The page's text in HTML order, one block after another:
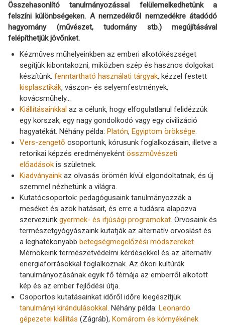
Összehasonlító tanulmányozással felülemelkedhetünk a
felszíni különbségeken. A nemzedékről nemzedékre átadódó
hagyomány (művészet, tudomány stb.) megújításával
felépíthetjük jövőnket.
Kézműves műhelyeinkben az emberi alkotókészséget
segítjük kibontakozni, miközben szép és hasznos dolgokat
készítünk: fenntartható használati tárgyak, kézzel festett
kisplasztikák, vászon- és selyemfestmények,
kovácsműhely…
Kiállításainkkalaz a célunk, hogy elfogulatlanul felidézzük
egy korszak, egy nagy gondolkodó vagy egy civilizáció
hagyatékát. Néhány példa: Platón, Egyiptom öröksége.
Vers-zengető csoportunk, kórusunk foglalkozásain, illetve a
retorikai képzés eredményeként összművészeti
előadásokis születnek.
Kiadványainkaz olvasás örömén kívül elgondoltatnak, és új
szemmel nézhetünk a világra.
Kutatócsoportok: pedagógusaink tanulmányozzák a
meséket és azok hatásait, és erre a tudásra alapozva
szervezünk gyermek- és ifjúsági programokat. Orvosaink és
természetgyógyászaink kutatják az alternatív orvoslást és
a leghatékonyabb betegségmegelőzési módszereket.
Mérnökeink természetvédelmi kérdésekkel és az alternatív
energiaforrásokkal foglalkoznak. Az ókori kultúrák
tanulmányozásának egyik fő témája az emberről alkotott
kép és az ember fejlődési útja.
Csoportos kutatásainkat időről időre kiegészítjük
tanulmányi kirándulásokkal. Néhány példa: Leonardo
gépezetei kiállítás (Zágráb), Komárom és környékének